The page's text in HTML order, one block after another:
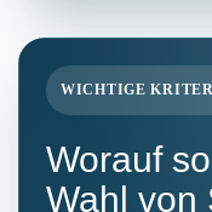
WICHTIGE
Worauf
Wahl von